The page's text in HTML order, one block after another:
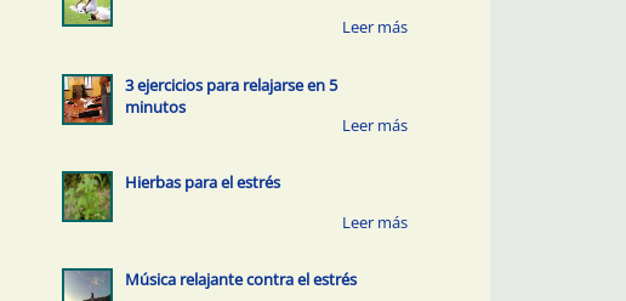
3 ejercicios para relajarse en 5
minutos
Hierbas para el estrés
Música relajante contra el estrés